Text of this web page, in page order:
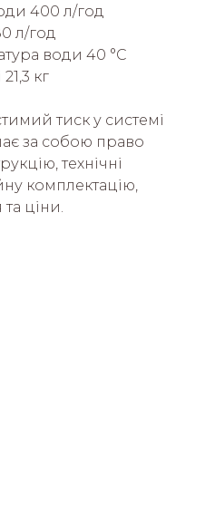
400 л/год
л/год
води 40 °C
кг
тиск у системі
за собою право
технічні
комплектацію,
ціни.